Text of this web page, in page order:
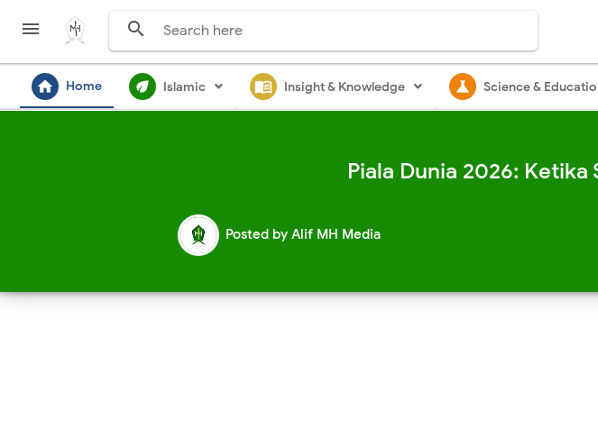
 
home Home ecodIslamic menu_book Insight & Knowledge science Science &
Piala Dunia 2026:
Posted by Alif MH Media